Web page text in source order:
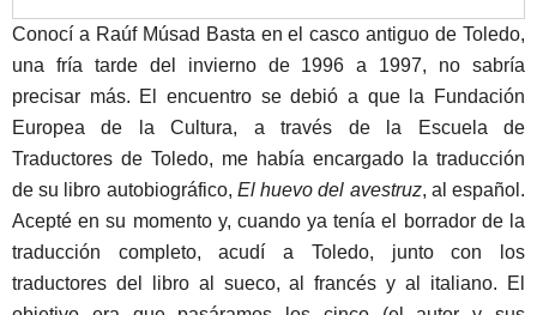
Conocí a Raúf Músad Basta en el casco antiguo de Toledo,
una fría tarde del invierno de 1996 a 1997, no sabría
precisar más. El encuentro se debió a que la Fundación
Europea de la Cultura, a través de la Escuela de
Traductores de Toledo, me había encargado la traducción
de su libro autobiográfico, El huevo del avestruz, al español.
Acepté en su momento y, cuando ya tenía el borrador de la
traducción completo, acudí a Toledo, junto con los
traductores del libro al sueco, al francés y al italiano. El